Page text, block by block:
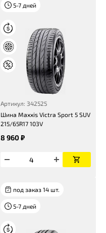
5-7 дней
Артикул: 342525
Шина Maxxis Victra Sport 5 SUV
215/65R17 103V
8 960 ₽
под заказ 14 шт.
5-7 дней